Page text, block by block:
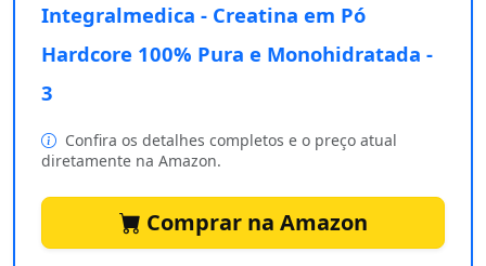
Integralmedica - Creatina em Pó
Hardcore 100% Pura e Monohidratada -
3
Confira os detalhes completos e o preço atual
diretamente na Amazon.
Comprar na Amazon